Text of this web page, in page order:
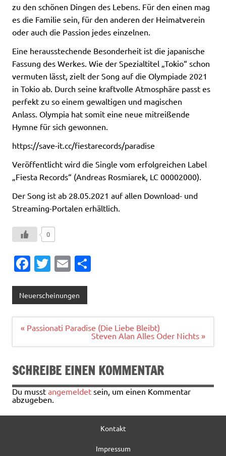
zu den schönen Dingen des Lebens. Für den einen mag
es die Familie sein, für den anderen der Heimatverein
oder auch die Passion jedes einzelnen.
Eine herausstechende Besonderheit ist die japanische
Fassung des Werkes. Wie der Spezialtitel „Tokio“ schon
vermuten lässt, zielt der Song auf die Olympiade 2021
in Tokio ab. Durch seine kraftvolle Atmosphäre passt es
perfekt zu so einem gewaltigen und magischen
Anlass. Olympia hat somit eine neue mitreißende
Hymne für sich gewonnen.
https://save-it.cc/fiestarecords/paradise
Veröffentlicht wird die Single vom erfolgreichen Label
„Fiesta Records“ (Andreas Rosmiarek, LC 00002000).
Der Song ist ab 28.05.2021 auf allen Download- und
Streaming-Portalen erhältlich.
0
Fa
e
b
o
o
k
T
it
te
r
E
ai
l
n
Neuerscheinungen
Beitragsnavigation
« Passionati Paradise (Die Liebe Bleibt)
Steven Alan Alles Oder Nichts »
SCHREIBE EINEN KOMMENTAR
Du musst angemeldet sein, um einen Kommentar
abzugeben.
Kontakt
Impressum